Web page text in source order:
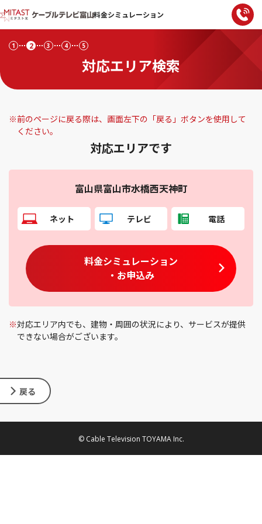
料金シミュレーション
対応エリア検索
1 2 3 4 5
※前のページに戻る際は、画面左下の「戻る」ボタンを使用して
ください。
対応エリアです
富山県富山市水橋西天神町
ネット テレビ 電話
料金シミュレーション
・お申込み
※対応エリア内でも、建物・周囲の状況により、サービスが提供
できない場合がございます。
戻る
© Cable Television TOYAMA Inc.